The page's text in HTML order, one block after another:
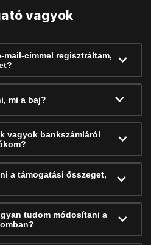
vagyok
címmel regisztráltam,
mi a baj?
vagyok bankszámláról
a támogatási összeget,
tudom módosítani a